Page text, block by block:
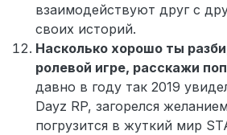
взаимодействуют друг с
своих историй.
Насколько хорошо ты
ролевой игре, расскажи
давно в году так 2019
Dayz RP, загорелся
погрузится в жуткий мир